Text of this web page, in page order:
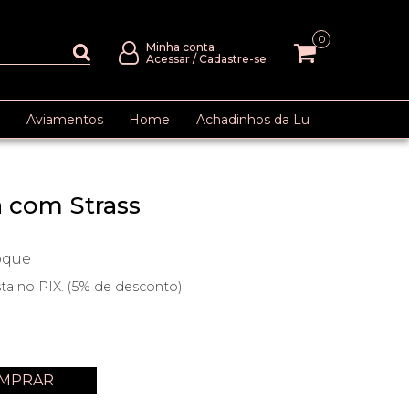
Minha conta
Acessar / Cadastre-se
0
Aviamentos Home Achadinhos da Lu
com Strass
no PIX. (5% de desconto)